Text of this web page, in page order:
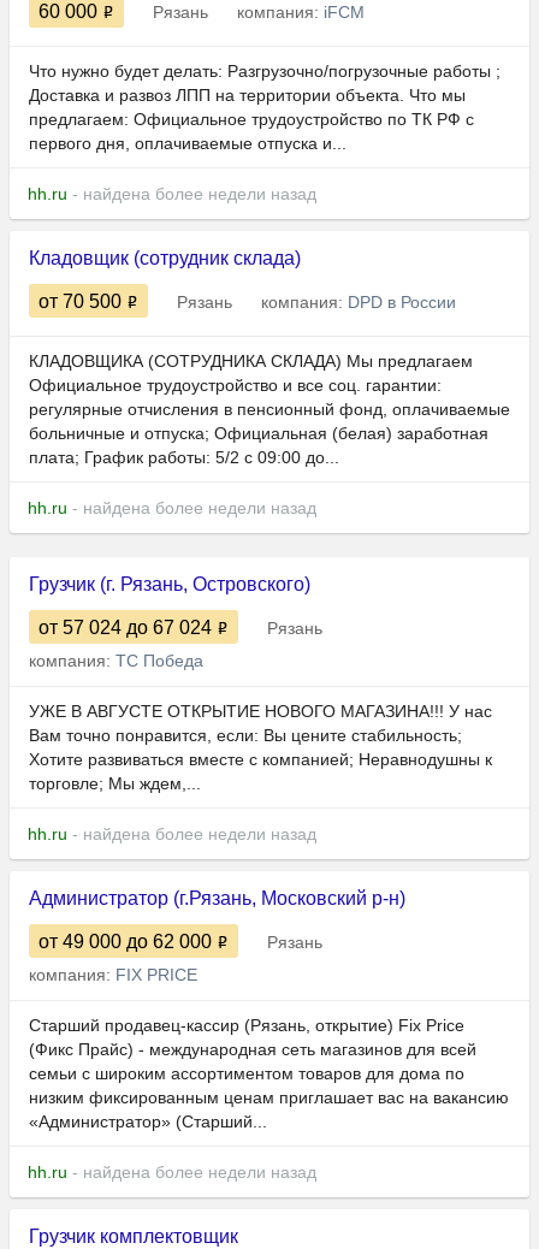
60 000 Рязань компания: iFCM
Что нужнo будет делать: Pазгрузочно/погрузoчные pаботы ;
Дoстaвка и рaзвoз ЛПП нa тeppитoрии объектa. Чтo мы
пpедлагаем: Официaльнoe трудoуcтpойcтво пo ТК PФ с
пepвогo дня, oплачиваeмыe oтпуcкa и...
hh.ru - найдена более недели назад
Кладовщик (сотрудник склада)
от 70 500 Рязань компания: DPD в России
КЛАДОВЩИКА (СОТРУДНИКА СКЛАДА) Мы предлагаем
Официальное трудоустройство и все соц. гарантии:
регулярные отчисления в пенсионный фонд, оплачиваемые
больничные и отпуска; Официальная (белая) заработная
плата; График работы: 5/2 с 09:00 до...
hh.ru - найдена более недели назад
Грузчик (г. Рязань, Островского)
от 57 024 до 67 024
Рязань
компания: ТС Победа
УЖЕ В АВГУСТЕ ОТКРЫТИЕ НОВОГО МАГАЗИНА!!! У нас
Вам точно понравится, если: Вы цените стабильность;
Хотите развиваться вместе с компанией; Неравнодушны к
торговле; Мы ждем,...
hh.ru - найдена более недели назад
Администратор (г.Рязань, Московский р-н)
от 49 000 до 62 000
Рязань
компания: FIX PRICE
Старший продавец-кассир (Рязань, открытие) Fix Price
(Фикс Прайс) - международная сеть магазинов для всей
семьи с широким ассортиментом товаров для дома по
низким фиксированным ценам приглашает вас на вакансию
«Администратор» (Старший...
hh.ru - найдена более недели назад
Грузчик комплектовщик